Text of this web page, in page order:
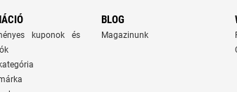
kuponok és
BLOG
Magazinunk